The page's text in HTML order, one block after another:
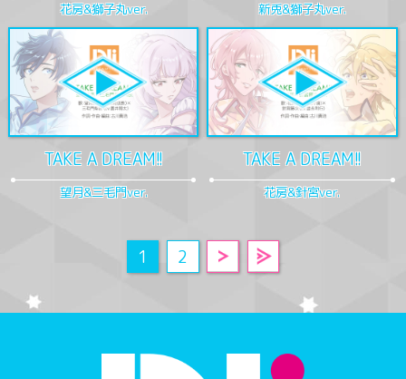
花房&獅子丸ver. 新兎&獅子丸ver.
TAKE A DREAM!!
望月&三毛門ver.
TAKE A DREAM!!
花房&針宮ver.
1 2